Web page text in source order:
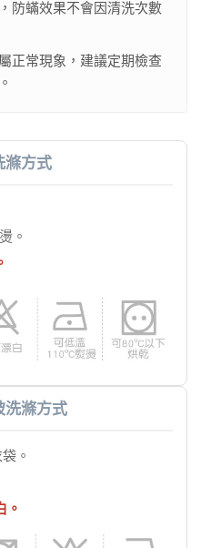
防蟎效果不會因清洗次數
正常現象，建議定期檢查
滌方式
。
洗滌方式
。
。